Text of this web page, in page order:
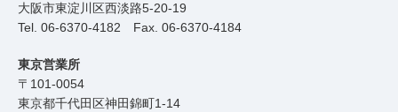
大阪市東淀川区西淡路5-20-19
Tel. 06-6370-4182 Fax. 06-6370-4184
東京営業所
〒101-0054
東京都千代田区神田錦町1-14